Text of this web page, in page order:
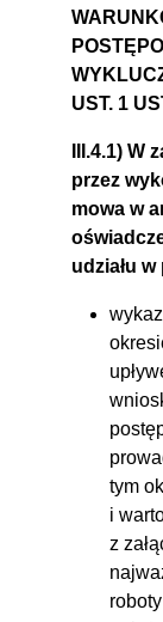
UST. 1
III.4.1) W
przez
mowa w
udziału
tym
i
z